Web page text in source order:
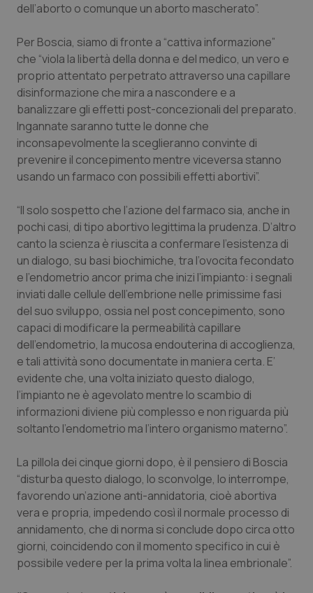
Provincia Autonoma di Trento
Puglia
Sardegna
Sicilia
Toscana
Umbria
Valle D’Aosta
Veneto
Ipertensione & Scompenso
Malattie rare
Malattia di Crohn & Rettocolite Ulcerosa
Neuroscienze & patologie neurodegenerative
Obesità
Oftalmologia
Oncodermatologia
Oncoematologia
Oncologia & Nutrizione
Psoriasi & pelle
Quotidiano Cardiologia
Quotidiano Chirurgia
Quotidiano Oncologia
Quotidiano Pediatria
Rene & patologie urogenitali
dell’aborto o comunque un aborto mascherato”.
Per Boscia, siamo di fronte a “cattiva informazione”
che “viola la libertà della donna e del medico, un vero e
proprio attentato perpetrato attraverso una capillare
disinformazione che mira a nascondere e a
banalizzare gli effetti post-concezionali del preparato.
Ingannate saranno tutte le donne che
inconsapevolmente la sceglieranno convinte di
prevenire il concepimento mentre viceversa stanno
usando un farmaco con possibili effetti abortivi”.
“Il solo sospetto che l’azione del farmaco sia, anche in
pochi casi, di tipo abortivo legittima la prudenza. D’altro
canto la scienza è riuscita a confermare l’esistenza di
un dialogo, su basi biochimiche, tra l’ovocita fecondato
e l’endometrio ancor prima che inizi l’impianto: i segnali
inviati dalle cellule dell’embrione nelle primissime fasi
del suo sviluppo, ossia nel post concepimento, sono
capaci di modificare la permeabilità capillare
dell’endometrio, la mucosa endouterina di accoglienza,
e tali attività sono documentate in maniera certa. E’
evidente che, una volta iniziato questo dialogo,
l’impianto ne è agevolato mentre lo scambio di
informazioni diviene più complesso e non riguarda più
soltanto l’endometrio ma l’intero organismo materno”.
La pillola dei cinque giorni dopo, è il pensiero di Boscia
“disturba questo dialogo, lo sconvolge, lo interrompe,
favorendo un’azione anti-annidatoria, cioè abortiva
vera e propria, impedendo così il normale processo di
annidamento, che di norma si conclude dopo circa otto
giorni, coincidendo con il momento specifico in cui è
possibile vedere per la prima volta la linea embrionale”.